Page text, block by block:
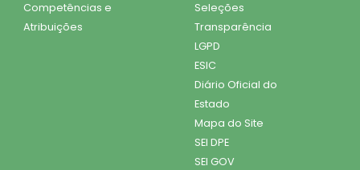
Competências e
Atribuições
Seleções
Transparência
LGPD
ESIC
Diário Oficial do
Estado
Mapa do Site
SEI DPE
SEI GOV